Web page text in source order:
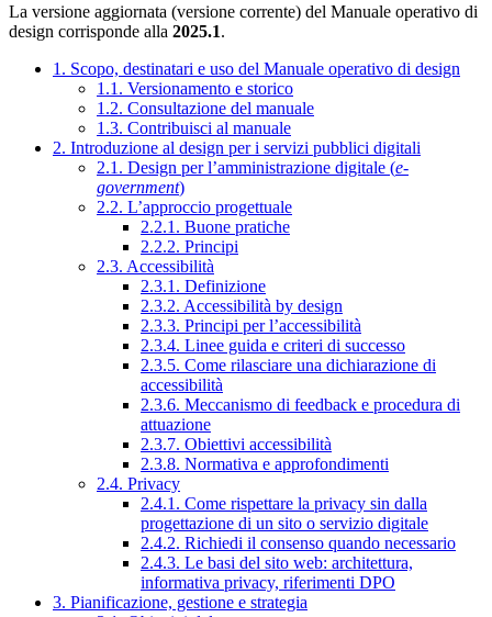
La versione aggiornata (versione corrente) del Manuale operativo di
design corrisponde alla 2025.1.
1. Scopo, destinatari e uso del Manuale operativo di design
1.1. Versionamento e storico
1.2. Consultazione del manuale
1.3. Contribuisci al manuale
2. Introduzione al design per i servizi pubblici digitali
2.1. Design per l’amministrazione digitale (e-
government)
2.2. L’approccio progettuale
2.2.1. Buone pratiche
2.2.2. Principi
2.3. Accessibilità
2.3.1. Definizione
2.3.2. Accessibilità by design
2.3.3. Principi per l’accessibilità
2.3.4. Linee guida e criteri di successo
2.3.5. Come rilasciare una dichiarazione di
accessibilità
2.3.6. Meccanismo di feedback e procedura di
attuazione
2.3.7. Obiettivi accessibilità
2.3.8. Normativa e approfondimenti
2.4. Privacy
2.4.1. Come rispettare la privacy sin dalla
progettazione di un sito o servizio digitale
2.4.2. Richiedi il consenso quando necessario
2.4.3. Le basi del sito web: architettura,
informativa privacy, riferimenti DPO
3. Pianificazione, gestione e strategia